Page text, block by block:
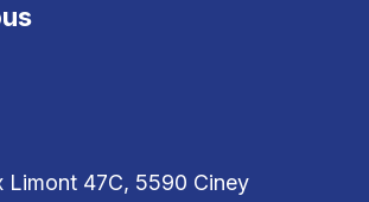
Limont 47C, 5590 Ciney